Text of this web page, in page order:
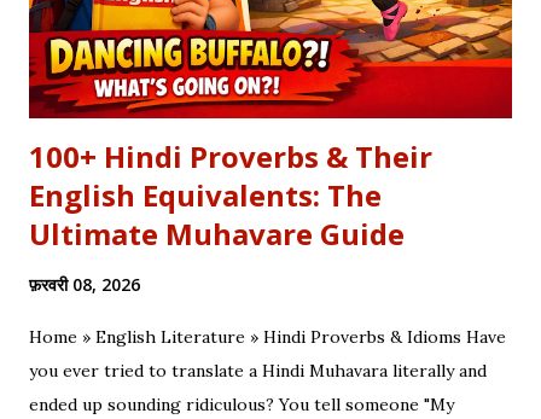
100+ Hindi Proverbs & Their
English Equivalents: The
Ultimate Muhavare Guide
फ़रवरी 08, 2026
Home » English Literature » Hindi Proverbs & Idioms Have
you ever tried to translate a Hindi Muhavara literally and
ended up sounding ridiculous? You tell someone "My